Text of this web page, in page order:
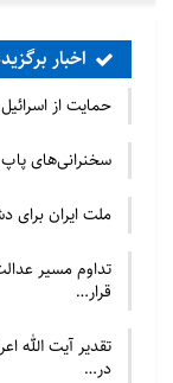
اخبار
حمایت از
سخنرانی‌های
ملت ایران
تداوم مسیر
قرار…
تقدیر آیت الله
در…